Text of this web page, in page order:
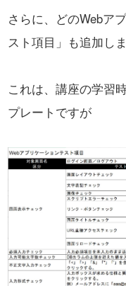
さらに、どのWebア
スト項目」も追加しま
これは、講座の学習
プレートですが